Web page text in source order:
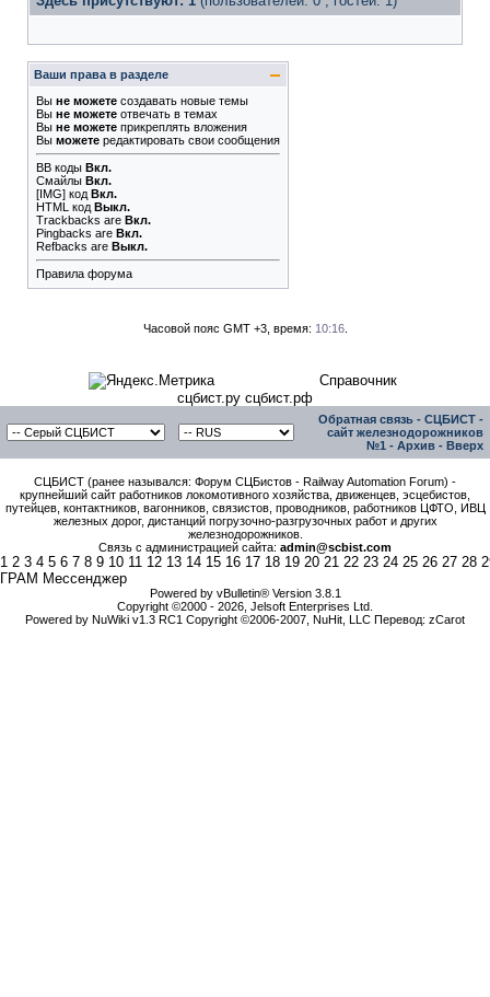
Ваши права в разделе
Вы не можете создавать новые темы
Вы не можете отвечать в темах
Вы не можете прикреплять вложения
Вы можете редактировать свои сообщения
BB коды Вкл.
Смайлы Вкл.
[IMG] код Вкл.
HTML код Выкл.
Trackbacks are Вкл.
Pingbacks are Вкл.
Refbacks are Выкл.
Правила форума
Часовой пояс GMT +3, время: 10:16.
Справочник
сцбист.ру сцбист.рф
Обратная связь - СЦБИСТ -
сайт железнодорожников
№1 - Архив - Вверх
СЦБИСТ (ранее назывался: Форум СЦБистов - Railway Automation Forum) -
крупнейший сайт работников локомотивного хозяйства, движенцев, эсцебистов,
путейцев, контактников, вагонников, связистов, проводников, работников ЦФТО, ИВЦ
железных дорог, дистанций погрузочно-разгрузочных работ и других
железнодорожников.
Связь с администрацией сайта: admin@scbist.com
1 2 3 4 5 6 7 8 9 10 11 12 13 14 15 16 17 18 19 20 21 22 23 24 25 26 27 28
ГРАМ Мессенджер
Powered by vBulletin® Version 3.8.1
Copyright ©2000 - 2026, Jelsoft Enterprises Ltd.
Powered by NuWiki v1.3 RC1 Copyright ©2006-2007, NuHit, LLC Перевод: zCarot